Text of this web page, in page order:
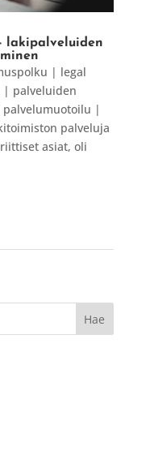
lakipalveluiden
| legal
palveluiden
|
palveluja
asiat, oli